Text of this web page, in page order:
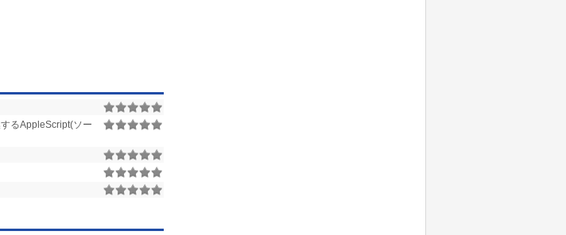
るAppleScript(ソー